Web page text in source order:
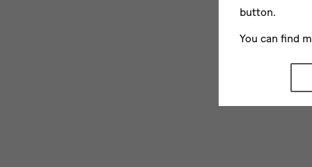
button.
You can find